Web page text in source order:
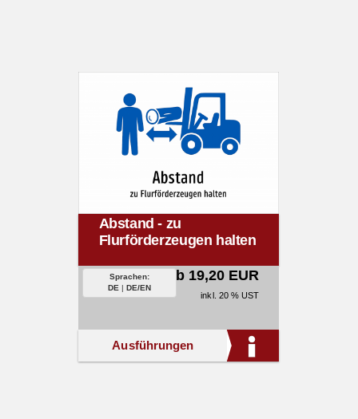
Abstand - zu
Flurförderzeugen halten
Sprachen:
DE | DE/EN
ab 19,20 EUR
inkl. 20 % UST
Ausführungen